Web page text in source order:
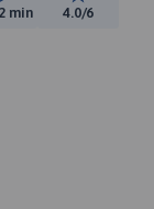
czas potrzebny
min Ocena
4.0/6